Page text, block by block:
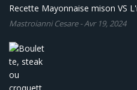
Recette Mayonnaise mison VS
Mastroianni Cesare-Avr 19, 2024